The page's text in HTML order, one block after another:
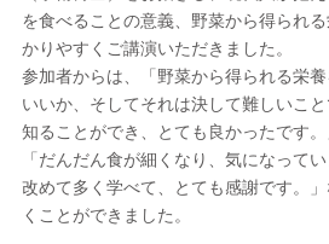
を食べることの意義、野菜から得られ
かりやすくご講演いただきました。
参加者からは、「野菜から得られる栄
いいか、そしてそれは決して難しいこ
知ることができ、とても良かったです。
「だんだん食が細くなり、気になって
改めて多く学べて、とても感謝です。
くことができました。